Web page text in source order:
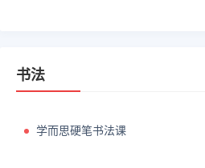
书法
学而思硬笔书法课